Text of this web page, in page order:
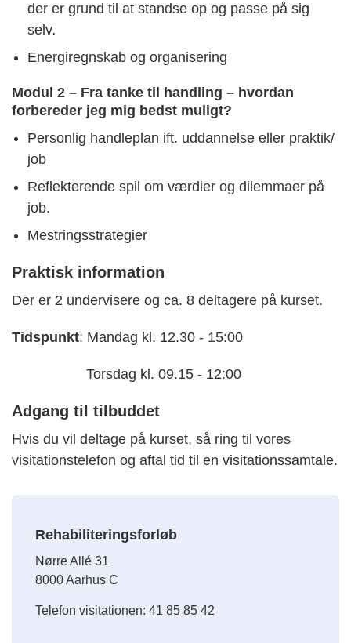
der er grund til at standse op og passe på sig
selv.
Energiregnskab og organisering
Modul 2 – Fra tanke til handling – hvordan
forbereder jeg mig bedst muligt?
Personlig handleplan ift. uddannelse eller praktik/
job
Reflekterende spil om værdier og dilemmaer på
job.
Mestringsstrategier
Praktisk information
Der er 2 undervisere og ca. 8 deltagere på kurset.
Tidspunkt: Mandag kl. 12.30 - 15:00
Torsdag kl. 09.15 - 12:00
Adgang til tilbuddet
Hvis du vil deltage på kurset, så ring til vores
visitationstelefon og aftal tid til en visitationssamtale.
Rehabiliteringsforløb
Nørre Allé 31
8000 Aarhus C
Telefon visitationen: 41 85 85 42